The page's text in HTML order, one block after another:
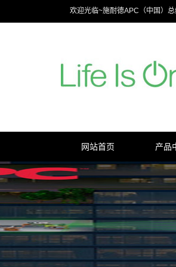
欢迎光临~施耐德APC（中国）总
网站首页 产品